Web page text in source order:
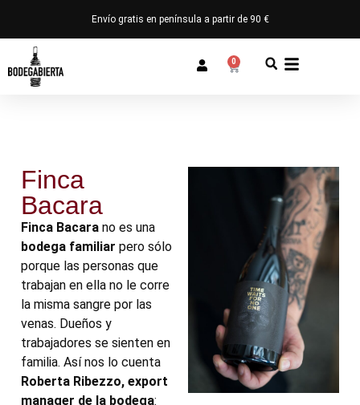
Envío gratis en península a partir de 90 €
0
Finca
Bacara
Finca Bacara no es una
bodega familiar pero sólo
porque las personas que
trabajan en ella no le corre
la misma sangre por las
venas. Dueños y
trabajadores se sienten en
familia. Así nos lo cuenta
Roberta Ribezzo, export
manager de la bodega: